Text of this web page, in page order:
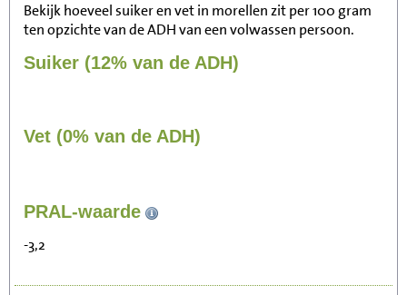
Bekijk hoeveel suiker en vet in morellen zit per 100 gram
ten opzichte van de ADH van een volwassen persoon.
Suiker (12% van de ADH)
Vet (0% van de ADH)
PRAL-waarde
-3,2
Zitten, tv kijken